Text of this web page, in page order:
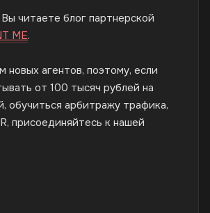
читаете блог партнерской
ME.
агентов, поэтому, если
от 100 тысяч рублей на
обучиться арбитражу трафика,
присоединяйтесь к нашей